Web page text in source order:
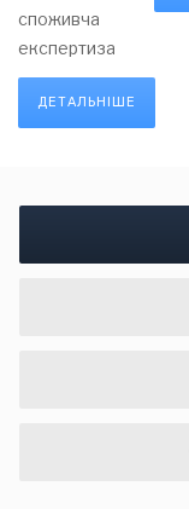
споживча
експертиза
ДЕТАЛЬНІШЕ